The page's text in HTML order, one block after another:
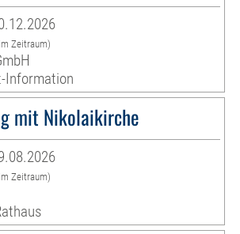
Zeitraum)
Information
mit Nikolaikirche
Zeitraum)